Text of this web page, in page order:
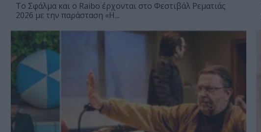
Το Σφάλμα και o Raibo έρχονται στο Φεστιβάλ Ρεματιάς
2026 με την παράσταση «Η...